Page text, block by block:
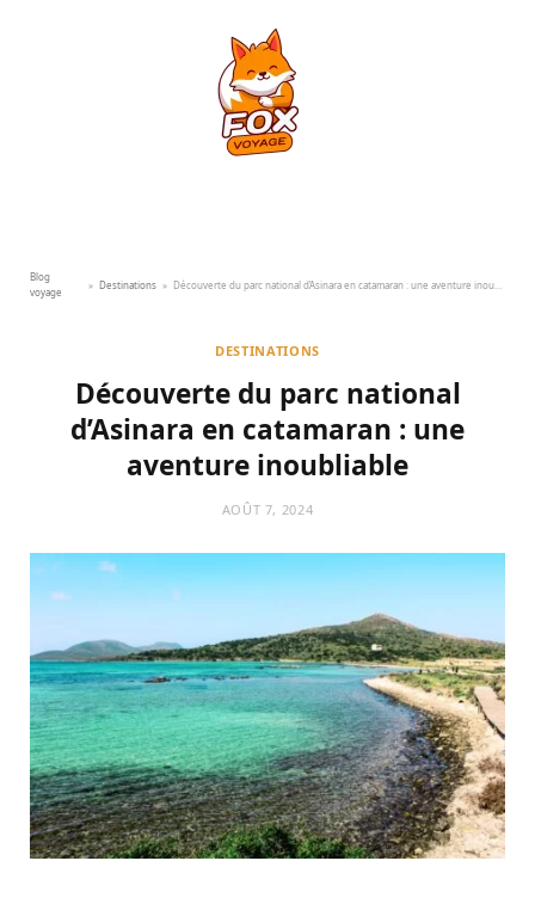
Blog
voyage
» Destinations » Découverte du parc national d’Asinara en catamaran : une aventure inoubliable
DESTINATIONS
Découverte du parc national
d’Asinara en catamaran : une
aventure inoubliable
AOÛT 7, 2024